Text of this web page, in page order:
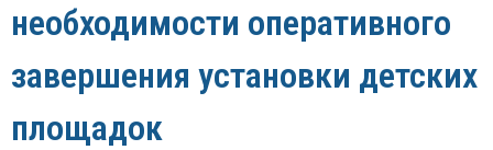
необходимости оперативного
завершения установки детских
площадок